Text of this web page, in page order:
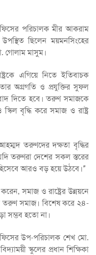
পরিচালক মীর আকরাম
ছিলেন ময়মনসিংহের
গোলাম মাসুম।
এগিয়ে নিতে ইতিবাচক
অগ্রগতি ও প্রযুক্তির সুফল
দিতে হবে। তরুণ সমাজকে
বৃদ্ধি করে সমাজ ও রাষ্ট্র
তরুণদের দক্ষতা বৃদ্ধির
তরুণরা দেশের সকল স্তরের
আরও বড় হয়ে উঠবে।”
সমাজ ও রাষ্ট্রের উন্নয়নে
তরুণ সমাজ। বিশেষ করে ২৪-
সম্ভব হতো না।
উপ-পরিচালক শেখ মো.
স্কুলের প্রধান শিক্ষিকা